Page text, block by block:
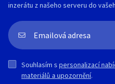
inzerátu z našeho serveru do
Souhlasím s personalizací
materiálů a upozornění.